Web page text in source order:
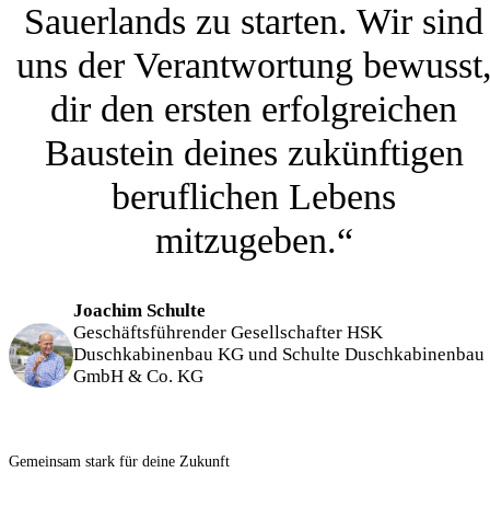
Sauerlands zu starten. Wir sind
uns der Verantwortung
dir den ersten erfolgreichen
Baustein deines zukünftigen
beruflichen Lebens
mitzugeben.“
Joachim Schulte
Geschäftsführender Gesellschafter HSK
Duschkabinenbau KG und Schulte Duschkabinenbau
GmbH & Co. KG
Gemeinsam stark für deine Zukunft